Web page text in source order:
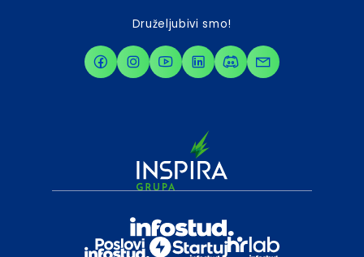
Druželjubivi smo!